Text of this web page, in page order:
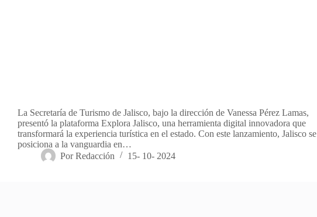
La Secretaría de Turismo de Jalisco, bajo la dirección de Vanessa Pérez Lamas,
presentó la plataforma Explora Jalisco, una herramienta digital innovadora que
transformará la experiencia turística en el estado. Con este lanzamiento, Jalisco se
posiciona a la vanguardia en…
Por Redacción 15- 10- 2024